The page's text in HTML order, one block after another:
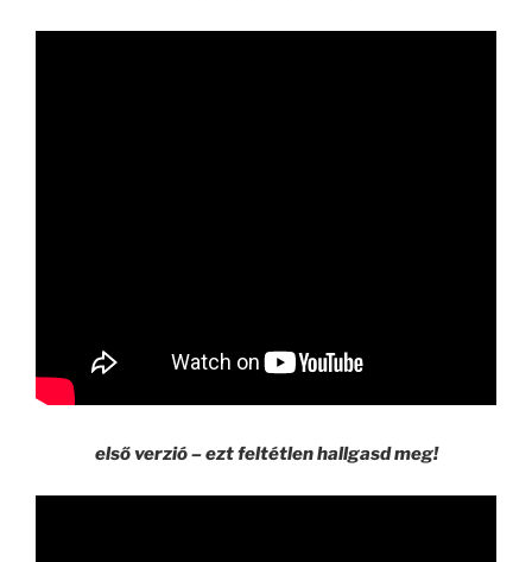
első verzió – ezt feltétlen hallgasd meg!